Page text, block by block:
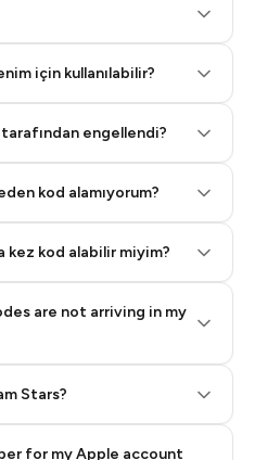
için kullanılabilir?
engellendi?
kod alamıyorum?
kez kod alabilir miyim?
are not arriving in my
Stars?
for my Apple account